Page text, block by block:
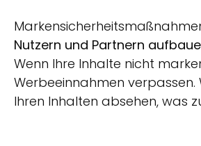
Nutzern und Partnern
Wenn Ihre Inhalte nicht
Werbeeinnahmen
Ihren Inhalten absehen, was